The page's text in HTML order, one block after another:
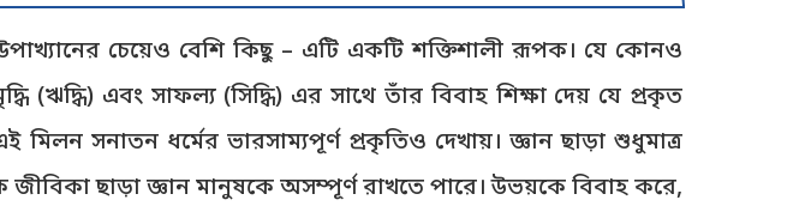
চেয়েও বেশি কিছু – এটি একটি শক্তিশালী রূপক। যে কোনও
এবং সাফল্য (সিদ্ধি) এর সাথে তাঁর বিবাহ শিক্ষা দেয় যে প্রকৃত
সনাতন ধর্মের ভারসাম্যপূর্ণ প্রকৃতিও দেখায়। জ্ঞান ছাড়া শুধুমাত্র
ছাড়া জ্ঞান মানুষকে অসম্পূর্ণ রাখতে পারে। উভয়কে বিবাহ করে,